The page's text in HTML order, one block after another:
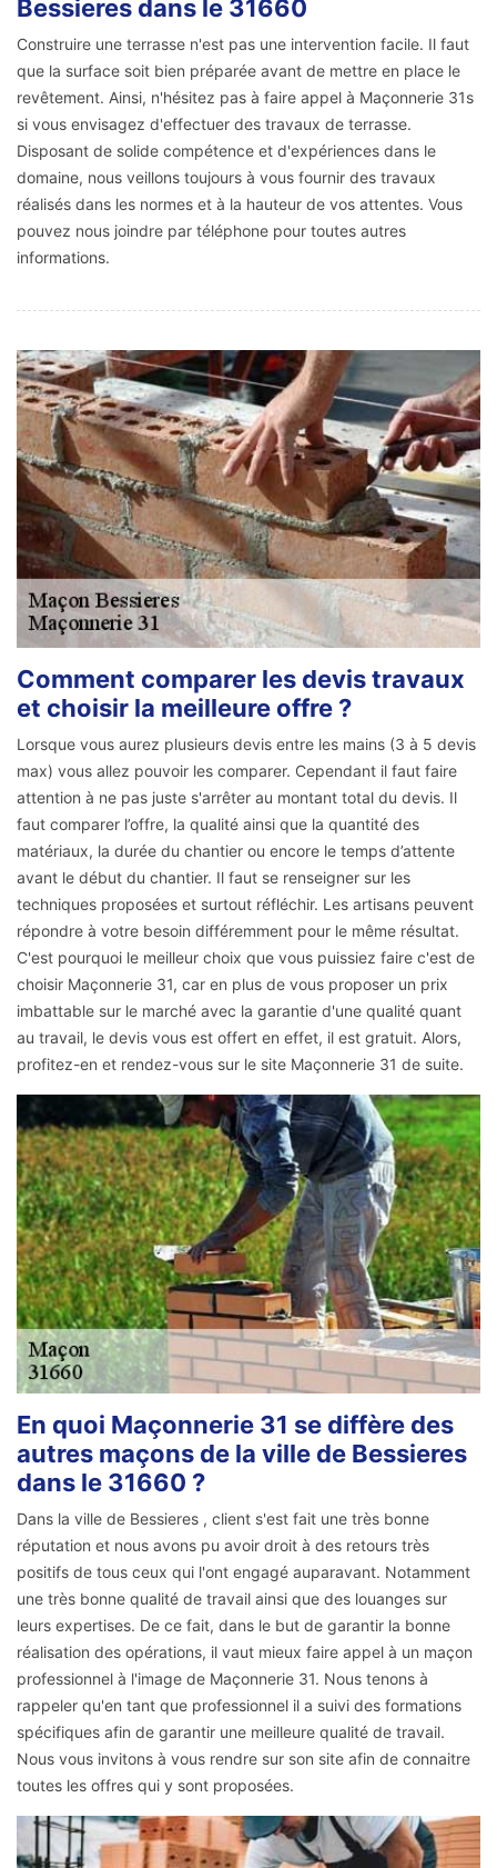
Bessieres dans le 31660
Construire une terrasse n'est pas une intervention facile. Il faut
que la surface soit bien préparée avant de mettre en place le
revêtement. Ainsi, n'hésitez pas à faire appel à Maçonnerie 31s
si vous envisagez d'effectuer des travaux de terrasse.
Disposant de solide compétence et d'expériences dans le
domaine, nous veillons toujours à vous fournir des travaux
réalisés dans les normes et à la hauteur de vos attentes. Vous
pouvez nous joindre par téléphone pour toutes autres
informations.
Comment comparer les devis travaux
et choisir la meilleure offre ?
Lorsque vous aurez plusieurs devis entre les mains (3 à 5 devis
max) vous allez pouvoir les comparer. Cependant il faut faire
attention à ne pas juste s'arrêter au montant total du devis. Il
faut comparer l’offre, la qualité ainsi que la quantité des
matériaux, la durée du chantier ou encore le temps d’attente
avant le début du chantier. Il faut se renseigner sur les
techniques proposées et surtout réfléchir. Les artisans peuvent
répondre à votre besoin différemment pour le même résultat.
C'est pourquoi le meilleur choix que vous puissiez faire c'est de
choisir Maçonnerie 31, car en plus de vous proposer un prix
imbattable sur le marché avec la garantie d'une qualité quant
au travail, le devis vous est offert en effet, il est gratuit. Alors,
profitez-en et rendez-vous sur le site Maçonnerie 31 de suite.
En quoi Maçonnerie 31 se diffère des
autres maçons de la ville de Bessieres
dans le 31660 ?
Dans la ville de Bessieres , client s'est fait une très bonne
réputation et nous avons pu avoir droit à des retours très
positifs de tous ceux qui l'ont engagé auparavant. Notamment
une très bonne qualité de travail ainsi que des louanges sur
leurs expertises. De ce fait, dans le but de garantir la bonne
réalisation des opérations, il vaut mieux faire appel à un maçon
professionnel à l'image de Maçonnerie 31. Nous tenons à
rappeler qu'en tant que professionnel il a suivi des formations
spécifiques afin de garantir une meilleure qualité de travail.
Nous vous invitons à vous rendre sur son site afin de connaitre
toutes les offres qui y sont proposées.